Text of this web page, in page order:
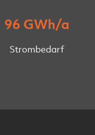
96 GWh/a
Strombedarf